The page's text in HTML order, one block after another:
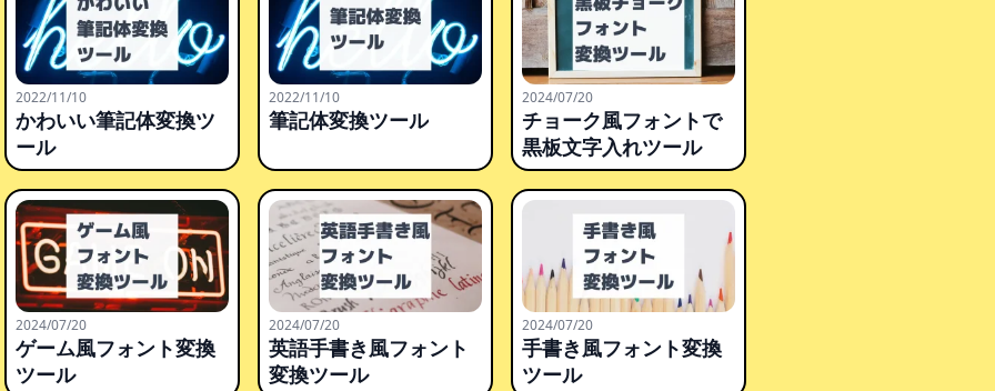
2022/11/10
かわいい筆記体変換ツ
ール
2022/11/10
筆記体変換ツール
2024/07/20
チョーク風フォントで
黒板文字入れツール
2024/07/20
ゲーム風フォント変換
ツール
2024/07/20
英語手書き風フォント
変換ツール
2024/07/20
手書き風フォント変換
ツール